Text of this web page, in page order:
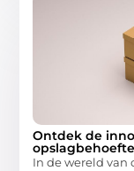
Ontdek de
In de wereld van